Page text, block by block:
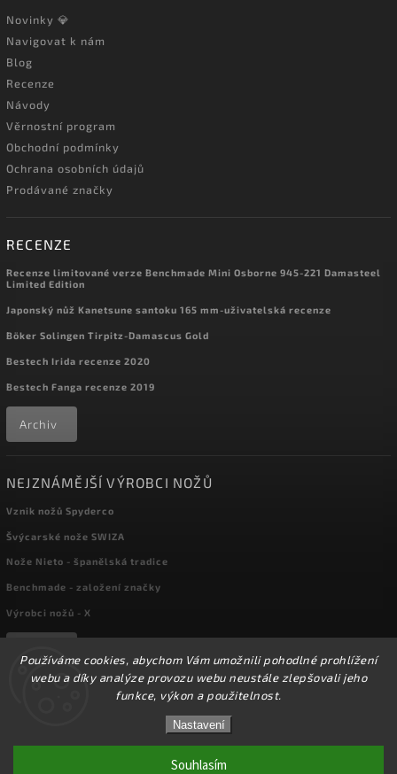
Používáme cookies, abychom Vám umožnili pohodlné prohlížení
webu a díky analýze provozu webu neustále zlepšovali jeho
funkce, výkon a použitelnost.
Nastavení
Souhlasím
☀️Ve dnech 3-14.8 2026 máme zavřeno z důvodu
DOVOLENÉ. Eshop zůstává v provozu, objednávky
budeme zpracovávat v pondělí 17.8.2026. Děkujeme za
pochopení.☀️
Novinky 💎
Navigovat k nám
Blog
Recenze
Návody
Věrnostní program
Obchodní podmínky
Ochrana osobních údajů
Prodávané značky
RECENZE
Recenze limitované verze Benchmade Mini Osborne 945-221 Damasteel
Limited Edition
Japonský nůž Kanetsune santoku 165 mm-uživatelská recenze
Böker Solingen Tirpitz-Damascus Gold
Bestech Irida recenze 2020
Bestech Fanga recenze 2019
Archiv
NEJZNÁMĚJŠÍ VÝROBCI NOŽŮ
Vznik nožů Spyderco
Švýcarské nože SWIZA
Nože Nieto - španělská tradice
Benchmade - založení značky
Výrobci nožů - X
Upravit nastavení cookies